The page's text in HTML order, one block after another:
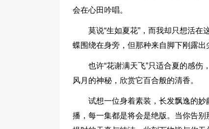
会在心田吟唱。
莫说“生如夏花”，而我却只想活
蝶围绕在身旁，但那种来自脚下刚露出
也许“花谢满天飞”只适合夏的感伤
风月的神秘，欣赏它百合般的清香。
试想一位身着素装，长发飘逸的
播，每一集都是将会是绝版。当你告